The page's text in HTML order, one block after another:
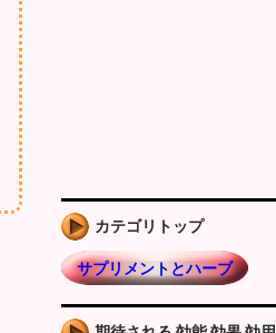
カテゴリトップ
サプリメントとハーブ